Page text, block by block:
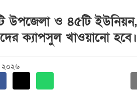
উপজেলা ও ৪৫টি
ক্যাপসুল খাওয়ানো হবে।
২০২৬